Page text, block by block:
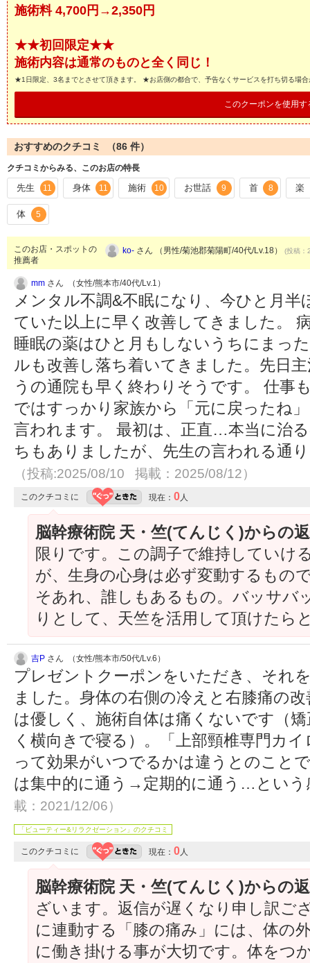
施術料 4,700円→2,350円
★★初回限定★★
施術内容は通常のものと全く同じ！
★1日限定、3名までとさせて頂きます。 ★お店側の都合で、予告なくサービスを打ち切る場
このクーポンを使用す
おすすめのクチコミ （86 件）
クチコミからみる、このお店の特長
先生 11 身体 11 施術 10 お世話 9 首 8 楽
体 5
このお店・スポットの
推薦者
ko- さん （男性/菊池郡菊陽町/40代/Lv.18） (投稿
mm さん （女性/熊本市/40代/Lv.1）
メンタル不調&不眠になり、今ひと月
ていた以上に早く改善してきました。
睡眠の薬はひと月もしないうちにまっ
ルも改善し落ち着いてきました。先日
うの通院も早く終わりそうです。 仕事
ではすっかり家族から「元に戻ったね
言われます。 最初は、正直…本当に治
ちもありましたが、先生の言われる通
（投稿:2025/08/10 掲載：2025/08/12）
このクチコミに 現在： 0人
脳幹療術院 天・竺(てんじく)からの
限りです。この調子で維持していけ
が、生身の心身は必ず変動するもの
そあれ、誰しもあるもの。バッサバ
りとして、天竺を活用して頂けたら
吉P さん （女性/熊本市/50代/Lv.6）
プレゼントクーポンをいただき、それ
ました。身体の右側の冷えと右膝痛の
は優しく、施術自体は痛くないです（
く横向きで寝る）。「上部頸椎専門カ
って効果がいつでるかは違うとのこと
は集中的に通う→定期的に通う…とい
載：2021/12/06）
「ビューティー&リラクゼーション」のクチコミ
このクチコミに 現在： 0人
脳幹療術院 天・竺(てんじく)からの
ざいます。返信が遅くなり申し訳ご
に連動する「膝の痛み」には、体の
に働き掛ける事が大切です。体をつ